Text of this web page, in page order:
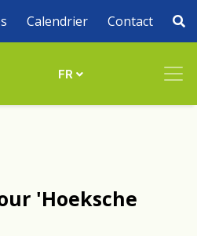
Calendrier Contact
FR
'Hoeksche